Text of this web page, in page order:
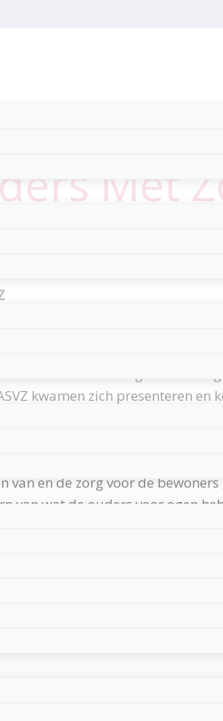
Met
komen maandelijks
onderling e.d. – te
de tot nu toe aangenomen
kwamen zich presenteren en
de gelegenheid zich voor te
werken; dat was direct al
van en de zorg voor de
van wat de ouders voor ogen
die daarna aan zet
tussen de cliënt en zijn
bewoners zoveel mogelijk het
ouders die hun kind in een
gemaakt. Het was een